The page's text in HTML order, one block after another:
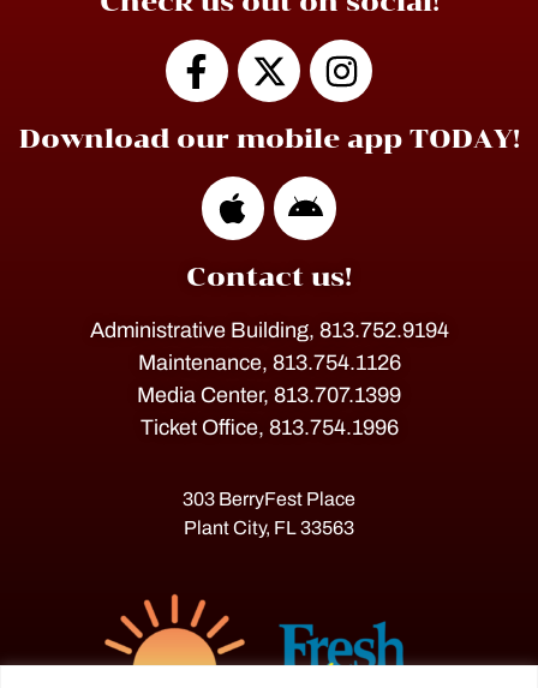
Download our mobile app TODAY!
Contact us!
Administrative Building, 813.752.9194
Maintenance, 813.754.1126
Media Center, 813.707.1399
Ticket Office, 813.754.1996
303 BerryFest Place
Plant City, FL 33563